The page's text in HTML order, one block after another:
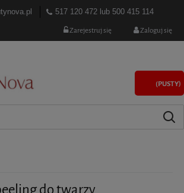
517 120 472 lub 500 415 114
Zarejestruj się Zaloguj się
(PUSTY)